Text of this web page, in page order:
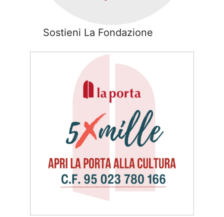
Sostieni La Fondazione